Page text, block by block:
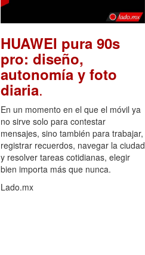
HUAWEI pura 90s
pro: diseño,
autonomía y foto
diaria.
En un momento en el que el móvil ya
no sirve solo para contestar
mensajes, sino también para trabajar,
registrar recuerdos, navegar la ciudad
y resolver tareas cotidianas, elegir
bien importa más que nunca.
Lado.mx